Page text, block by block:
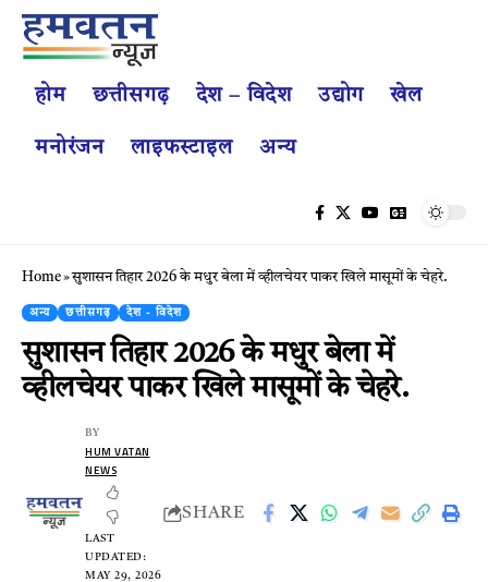
होम छत्तीसगढ़ देश – विदेश उद्योग खेल
मनोरंजन लाइफस्टाइल अन्य
Home»सुशासन तिहार 2026 के मधुर बेला में व्हीलचेयर पाकर खिले मासूमों के चेहरे.
अन्य छत्तीसगढ़ देश - विदेश
सुशासन तिहार 2026 के मधुर बेला में
व्हीलचेयर पाकर खिले मासूमों के चेहरे.
LAST
UPDATED:
MAY 29, 2026
BY
HUM VATAN
NEWS
SHARE